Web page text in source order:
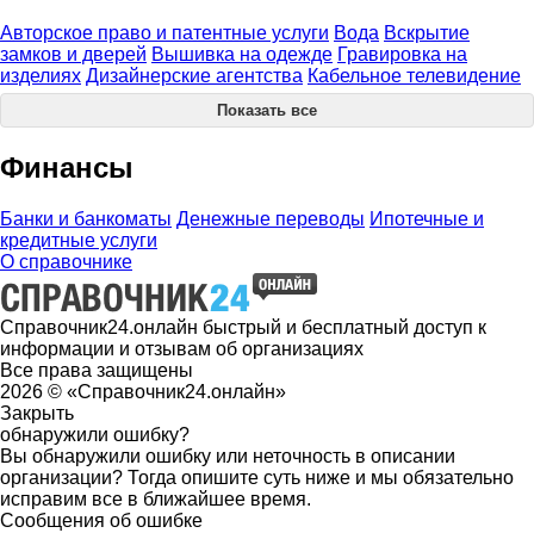
Авторское право и патентные услуги Вода Вскрытие
замков и дверей Вышивка на одежде Гравировка на
изделиях Дизайнерские агентства Кабельное телевидение
Показать все
Финансы
Банки и банкоматы Денежные переводы Ипотечные и
кредитные услуги
О справочнике
Справочник24.онлайн быстрый и бесплатный доступ к
информации и отзывам об организациях
Все права защищены
2026 © «Справочник24.онлайн»
Закрыть
обнаружили ошибку?
Вы обнаружили ошибку или неточность в описании
организации? Тогда опишите суть ниже и мы обязательно
исправим все в ближайшее время.
Сообщения об ошибке